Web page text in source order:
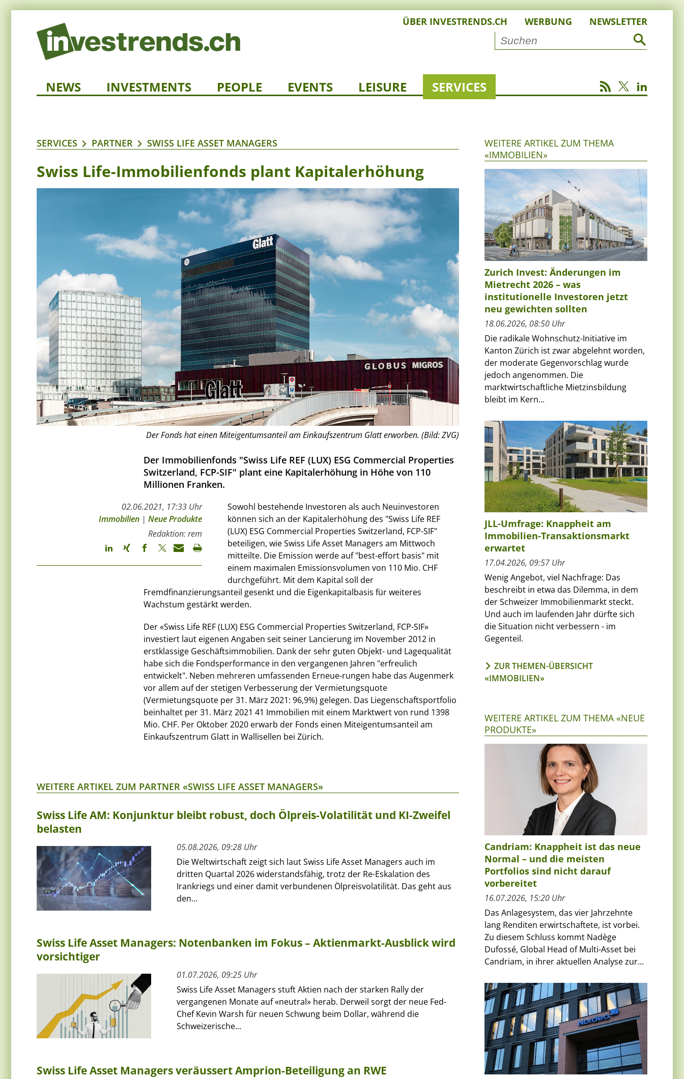
ÜBER INVESTRENDS.CH WERBUNG NEWSLETTER
NEWS INVESTMENTS PEOPLE EVENTS LEISURE SERVICES
SERVICES PARTNER SWISS LIFE ASSET MANAGERS
Swiss Life-Immobilienfonds plant Kapitalerhöhung
Der Fonds hat einen Miteigentumsanteil am Einkaufszentrum Glatt erworben. (Bild: ZVG)
Der Immobilienfonds "Swiss Life REF (LUX) ESG Commercial Properties
Switzerland, FCP-SIF" plant eine Kapitalerhöhung in Höhe von 110
Millionen Franken.
02.06.2021, 17:33 Uhr
Immobilien | Neue Produkte
Redaktion: rem
Sowohl bestehende Investoren als auch Neuinvestoren
können sich an der Kapitalerhöhung des "Swiss Life REF
(LUX) ESG Commercial Properties Switzerland, FCP-SIF"
beteiligen, wie Swiss Life Asset Managers am Mittwoch
mitteilte. Die Emission werde auf "best-effort basis" mit
einem maximalen Emissionsvolumen von 110 Mio. CHF
durchgeführt. Mit dem Kapital soll der
Fremdfinanzierungsanteil gesenkt und die Eigenkapitalbasis für weiteres
Wachstum gestärkt werden.
Der «Swiss Life REF (LUX) ESG Commercial Properties Switzerland, FCP-SIF»
investiert laut eigenen Angaben seit seiner Lancierung im November 2012 in
erstklassige Geschäftsimmobilien. Dank der sehr guten Objekt- und Lagequalität
habe sich die Fondsperformance in den vergangenen Jahren "erfreulich
entwickelt". Neben mehreren umfassenden Erneue-rungen habe das Augenmerk
vor allem auf der stetigen Verbesserung der Vermietungsquote
(Vermietungsquote per 31. März 2021: 96,9%) gelegen. Das Liegenschaftsportfolio
beinhaltet per 31. März 2021 41 Immobilien mit einem Marktwert von rund 1398
Mio. CHF. Per Oktober 2020 erwarb der Fonds einen Miteigentumsanteil am
Einkaufszentrum Glatt in Wallisellen bei Zürich.
WEITERE ARTIKEL ZUM PARTNER «SWISS LIFE ASSET MANAGERS»
Swiss Life AM: Konjunktur bleibt robust, doch Ölpreis-Volatilität und KI-Zweifel
belasten
05.08.2026, 09:28 Uhr
Die Weltwirtschaft zeigt sich laut Swiss Life Asset Managers auch im
dritten Quartal 2026 widerstandsfähig, trotz der Re-Eskalation des
Irankriegs und einer damit verbundenen Ölpreisvolatilität. Das geht aus
den...
Swiss Life Asset Managers: Notenbanken im Fokus – Aktienmarkt-Ausblick wird
vorsichtiger
01.07.2026, 09:25 Uhr
Swiss Life Asset Managers stuft Aktien nach der starken Rally der
vergangenen Monate auf «neutral» herab. Derweil sorgt der neue Fed-
Chef Kevin Warsh für neuen Schwung beim Dollar, während die
Schweizerische...
Swiss Life Asset Managers veräussert Amprion-Beteiligung an RWE
WEITERE ARTIKEL ZUM THEMA
«IMMOBILIEN»
Zurich Invest: Änderungen im
Mietrecht 2026 – was
institutionelle Investoren jetzt
neu gewichten sollten
18.06.2026, 08:50 Uhr
Die radikale Wohnschutz-Initiative im
Kanton Zürich ist zwar abgelehnt worden,
der moderate Gegenvorschlag wurde
jedoch angenommen. Die
marktwirtschaftliche Mietzinsbildung
bleibt im Kern...
JLL-Umfrage: Knappheit am
Immobilien-Transaktionsmarkt
erwartet
17.04.2026, 09:57 Uhr
Wenig Angebot, viel Nachfrage: Das
beschreibt in etwa das Dilemma, in dem
der Schweizer Immobilienmarkt steckt.
Und auch im laufenden Jahr dürfte sich
die Situation nicht verbessern - im
Gegenteil.
ZUR THEMEN-ÜBERSICHT
«IMMOBILIEN»
WEITERE ARTIKEL ZUM THEMA «NEUE
PRODUKTE»
Candriam: Knappheit ist das neue
Normal – und die meisten
Portfolios sind nicht darauf
vorbereitet
16.07.2026, 15:20 Uhr
Das Anlagesystem, das vier Jahrzehnte
lang Renditen erwirtschaftete, ist vorbei.
Zu diesem Schluss kommt Nadège
Dufossé, Global Head of Multi-Asset bei
Candriam, in ihrer aktuellen Analyse zur...